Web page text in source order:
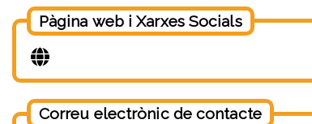
Pàgina web i Xarxes Socials
Correu electrònic de contacte